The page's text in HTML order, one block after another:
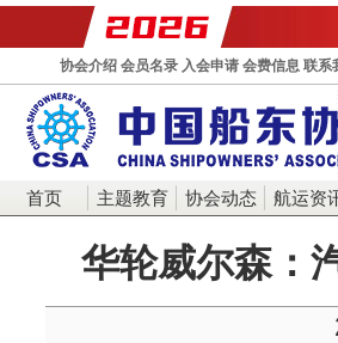
协会介绍 会员名录 入会申请 会费信息 联系
首页 主题教育 协会动态 航运资
华轮威尔森：